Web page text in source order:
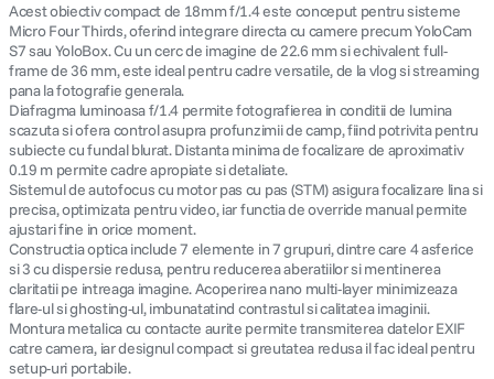
5. canon sx740 hs
6. lavaliera
7. sony fx
8. card memorie
9. dji mic mini
10. dji osmo
Acest obiectiv compact de 18mm f/1.4 este conceput pentru sisteme
Micro Four Thirds, oferind integrare directa cu camere precum YoloCam
S7 sau YoloBox. Cu un cerc de imagine de 22.6 mm si echivalent full-
frame de 36 mm, este ideal pentru cadre versatile, de la vlog si streaming
pana la fotografie generala.
Diafragma luminoasa f/1.4 permite fotografierea in conditii de lumina
scazuta si ofera control asupra profunzimii de camp, fiind potrivita pentru
subiecte cu fundal blurat. Distanta minima de focalizare de aproximativ
0.19 m permite cadre apropiate si detaliate.
Sistemul de autofocus cu motor pas cu pas (STM) asigura focalizare lina si
precisa, optimizata pentru video, iar functia de override manual permite
ajustari fine in orice moment.
Constructia optica include 7 elemente in 7 grupuri, dintre care 4 asferice
si 3 cu dispersie redusa, pentru reducerea aberatiilor si mentinerea
claritatii pe intreaga imagine. Acoperirea nano multi-layer minimizeaza
flare-ul si ghosting-ul, imbunatatind contrastul si calitatea imaginii.
Montura metalica cu contacte aurite permite transmiterea datelor EXIF
catre camera, iar designul compact si greutatea redusa il fac ideal pentru
setup-uri portabile.